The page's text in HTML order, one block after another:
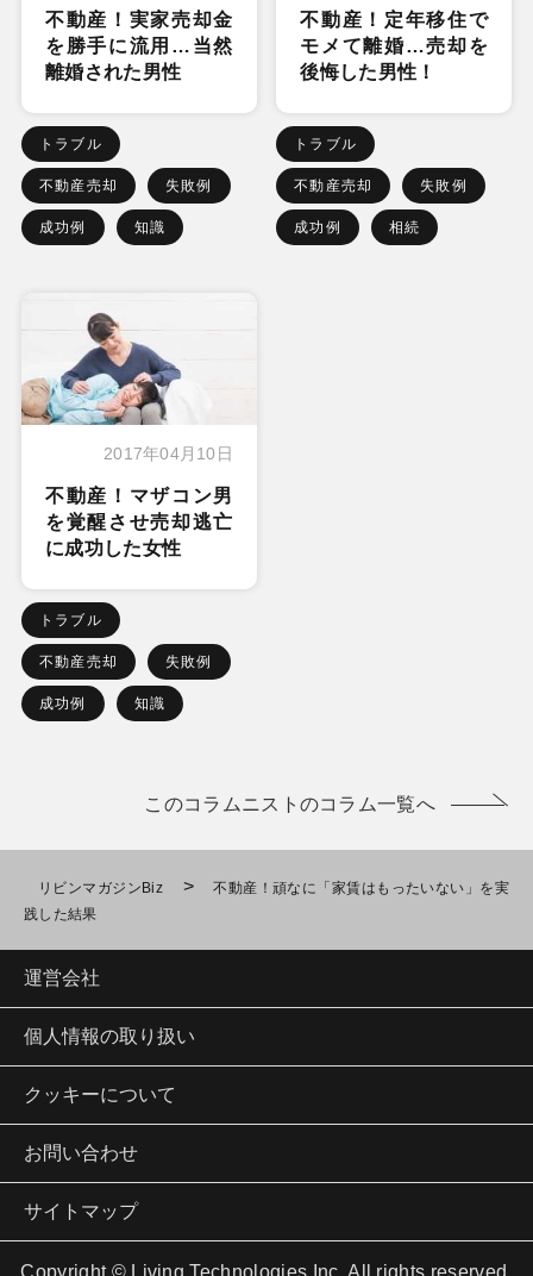
不動産！実家売却金
を勝手に流用…当然
離婚された男性
トラブル
不動産売却 失敗例
成功例 知識
不動産！定年移住で
モメて離婚…売却を
後悔した男性！
トラブル
不動産売却 失敗例
成功例 相続
2017年04月10日
不動産！マザコン男
を覚醒させ売却逃亡
に成功した女性
トラブル
不動産売却 失敗例
成功例 知識
このコラムニストのコラム一覧へ
リビンマガジンBiz >
不動産！頑なに「家賃はもったいない」を実
践した結果
運営会社
個人情報の取り扱い
クッキーについて
お問い合わせ
サイトマップ
Copyright © Living Technologies Inc. All rights reserved.